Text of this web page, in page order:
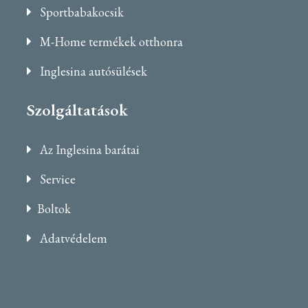
Sportbabakocsik
M-Home termékek otthonra
Inglesina autósülések
Szolgáltatások
Az Inglesina barátai
Service
Boltok
Adatvédelem